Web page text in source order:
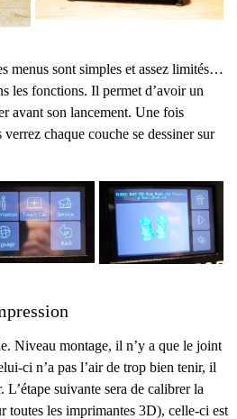
menus sont simples et assez limités…
les fonctions. Il permet d’avoir un
avant son lancement. Une fois
chaque couche se dessiner sur
Niveau montage, il n’y a que le joint
ci n’a pas l’air de trop bien tenir, il
suivante sera de calibrer la
toutes les imprimantes 3D), celle-ci est